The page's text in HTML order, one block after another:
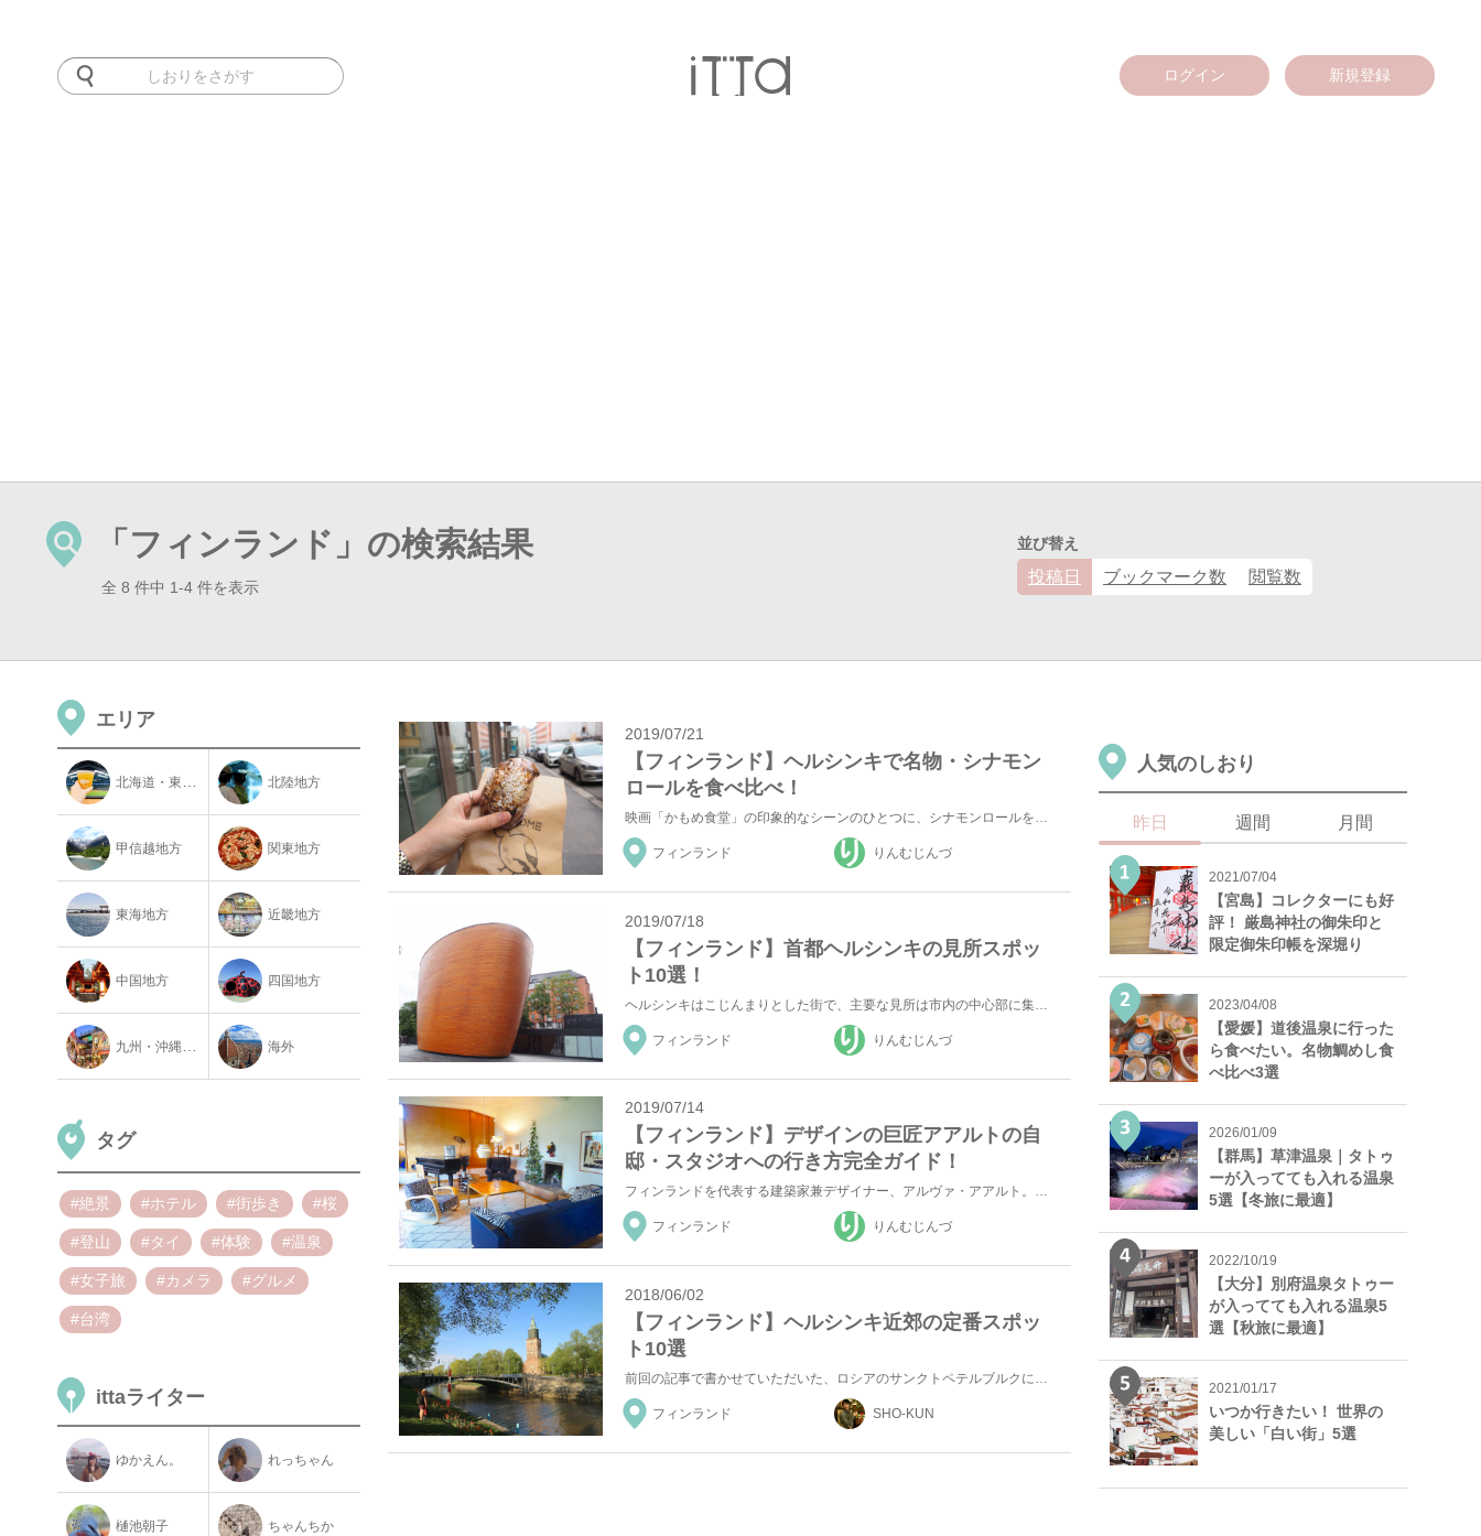
ログイン 新規登録
「フィンランド」の検索結果
全 8 件中 1-4 件を表示
並び替え
投稿日 ブックマーク数 閲覧数
エリア
北海道・東北地方 北陸地方
甲信越地方 関東地方
東海地方 近畿地方
中国地方 四国地方
九州・沖縄地方 海外
タグ
#絶景 #ホテル #街歩き #桜
#登山 #タイ #体験 #温泉
#女子旅 #カメラ #グルメ
#台湾
ittaライター
ゆかえん。 れっちゃん
樋池朝子 ちゃんちか
2019/07/21
【フィンランド】ヘルシンキで名物・シナモン
ロールを食べ比べ！
映画「かもめ食堂」の印象的なシーンのひとつに、シナモンロールを焼く場面があります。柔らかそうな生地が...
フィンランド りんむじんづ
2019/07/18
【フィンランド】首都ヘルシンキの見所スポッ
ト10選！
フィンランド りんむじんづ
2019/07/14
【フィンランド】デザインの巨匠アアルトの自
邸・スタジオへの行き方完全ガイド！
フィンランドを代表する建築家兼デザイナー、アルヴァ・アアルト。ヘルシンキ郊外にある彼の自邸とスタジオ...
フィンランド りんむじんづ
2018/06/02
【フィンランド】ヘルシンキ近郊の定番スポッ
ト10選
前回の記事で書かせていただいた、ロシアのサンクトペテルブルクにビザフリーで向かうため、フィンランドに...
フィンランド SHO-KUN
人気のしおり
昨日 週間 月間
2021/07/04
【宮島】コレクターにも好
評！ 厳島神社の御朱印と
限定御朱印帳を深堀り
2023/04/08
【愛媛】道後温泉に行った
ら食べたい。名物鯛めし食
べ比べ3選
2026/01/09
【群馬】草津温泉｜タトゥ
ーが入ってても入れる温泉
5選【冬旅に最適】
2022/10/19
【大分】別府温泉タトゥー
が入ってても入れる温泉5
選【秋旅に最適】
2021/01/17
いつか行きたい！ 世界の
美しい「白い街」5選